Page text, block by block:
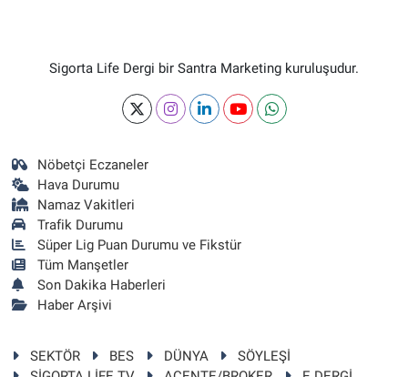
Sigorta Life Dergi bir Santra Marketing kuruluşudur.
Nöbetçi Eczaneler
Hava Durumu
Namaz Vakitleri
Trafik Durumu
Süper Lig Puan Durumu ve Fikstür
Tüm Manşetler
Son Dakika Haberleri
Haber Arşivi
SEKTÖR BES DÜNYA
SÖYLEŞİ